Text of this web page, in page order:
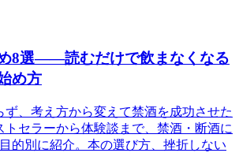
8選——読むだけで飲まなくなる
め方
ず、考え方から変えて禁酒を成功させた
トセラーから体験談まで、禁酒・断酒に
的別に紹介。本の選び方、挫折しない